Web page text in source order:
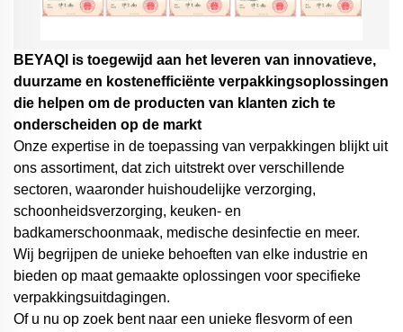
BEYAQl is toegewijd aan het leveren van innovatieve,
duurzame en kostenefficiënte verpakkingsoplossingen
die helpen om de producten van klanten zich te
onderscheiden op de markt
Onze expertise in de toepassing van verpakkingen blijkt uit
ons assortiment, dat zich uitstrekt over verschillende
sectoren, waaronder huishoudelijke verzorging,
schoonheidsverzorging, keuken- en
badkamerschoonmaak, medische desinfectie en meer.
Wij begrijpen de unieke behoeften van elke industrie en
bieden op maat gemaakte oplossingen voor specifieke
verpakkingsuitdagingen.
Of u nu op zoek bent naar een unieke flesvorm of een